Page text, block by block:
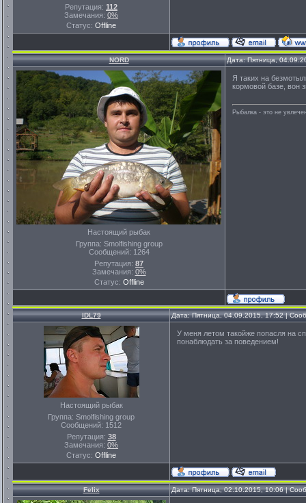
Репутация: 112
Замечания: 0%
Статус: Offline
NORD Дата: Пятница,
Настоящий рыбак
Группа: Smolfishing group
Сообщений: 1264
Репутация: 87
Замечания: 0%
Статус: Offline
Я таких на
кормовой базе, вон
Рыбалка - это не
IDL79 Дата: Пятница, 04.09.2015, 17:52 |
Настоящий рыбак
Группа: Smolfishing group
Сообщений: 1512
Репутация: 38
Замечания: 0%
Статус: Offline
У меня летом такойже попасля на
понаблюдать за поведением!
Felix Дата: Пятница, 02.10.2015, 10:06 |